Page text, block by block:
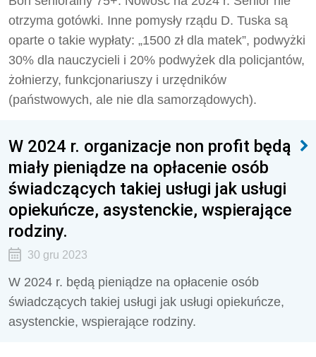
otrzyma gotówki. Inne pomysły rządu D. Tuska są
oparte o takie wypłaty: „1500 zł dla matek”, podwyżki
30% dla nauczycieli i 20% podwyżek dla policjantów,
żołnierzy, funkcjonariuszy i urzędników
(państwowych, ale nie dla samorządowych).
W 2024 r. organizacje non profit będą
miały pieniądze na opłacenie osób
świadczących takiej usługi jak usługi
opiekuńcze, asystenckie, wspierające
rodziny.
30 gru 2023
W 2024 r. będą pieniądze na opłacenie osób
świadczących takiej usługi jak usługi opiekuńcze,
asystenckie, wspierające rodziny.